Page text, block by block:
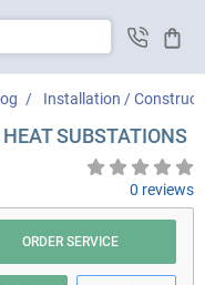
Cart
Installation /
SUBSTATIONS
0 reviews
ORDER SERVICE